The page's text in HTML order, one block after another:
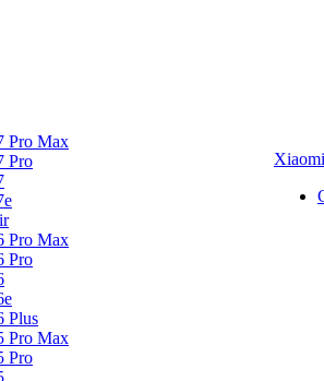
Pro Max
Pro
Pro Max
Pro
Plus
Pro Max
Pro
Xiaomi